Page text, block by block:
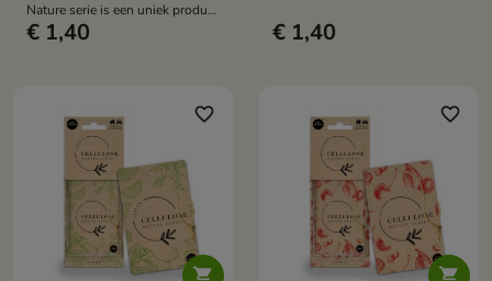
Nature serie is een uniek product
geïnspireerd op de natuur
€ 1,40 € 1,40

favorite_border

favorite_border